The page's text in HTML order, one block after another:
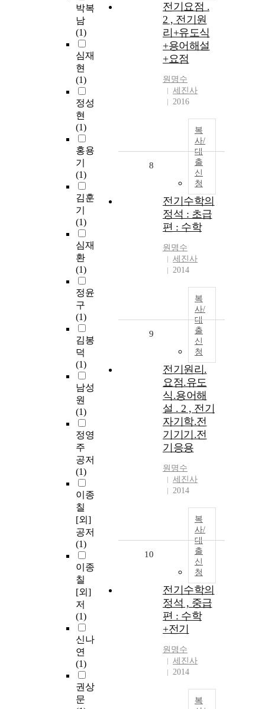
박복
남
(1)
심재
현
(1)
정성
현
(1)
홍용
기
(1)
김훈
기
(1)
심재
환
(1)
정윤
구
(1)
김봉
덕
(1)
남성
원
(1)
정영
주
공저
(1)
이종
칠
[외]
공저
(1)
이종
칠
[외]
저
(1)
신나
연
(1)
권상
문
전기요점 .
2 , 전기원
리+유도식
+용어해설
+요점
원명수
세진사
2016
복
사/
대
출
신
청
8
전기수학의
정석 : 초급
편 : 수학
원명수
세진사
2014
복
사/
대
출
신
청
9
전기원리.
요점.유도
식.용어해
설 . 2 , 전기
자기학.전
기기기.전
기응용
원명수
세진사
2014
복
사/
대
출
신
청
10
전기수학의
정석 , 중급
편 : 수학
+전기
원명수
세진사
2014
복